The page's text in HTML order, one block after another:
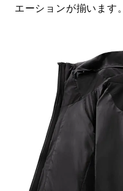
エーションが揃います。